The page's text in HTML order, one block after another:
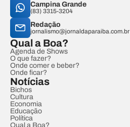
Campina Grande
(83) 3315-3204
Redação
jornalismo@jornaldaparaiba.com.br
Qual a Boa?
Agenda de Shows
O que fazer?
Onde comer e beber?
Onde ficar?
Notícias
Bichos
Cultura
Economia
Educação
Política
Qual a Boa?